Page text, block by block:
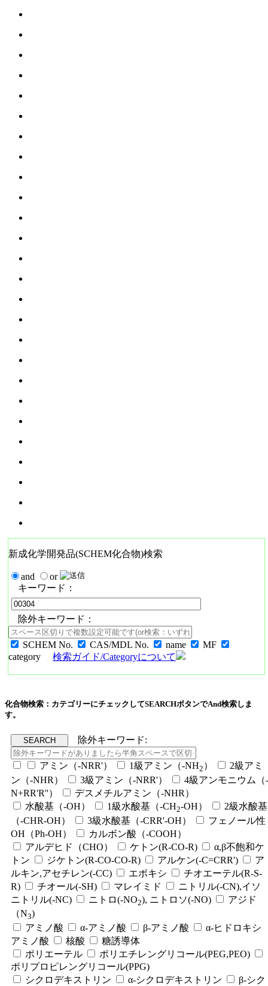
新成化学開発品(SCHEM化合物)検索
and
or
キーワード：
除外キーワード：
SCHEM No. CAS/MDL No. name
MF
category
検索ガイド/Categoryについて
化合物検索：カテゴリーにチェックしてSEARCHボタンでAnd検索しま
す。
除外キーワード:
アミン（-NRR'） 1級アミン（-NH2 ）
2級アミ
ン（-NHR）
3級アミン（-NRR'）
4級アンモニウム（-
N+RR'R''）
デスメチルアミン（-NHR）
水酸基（-OH）
1級水酸基（-CH2-OH）
2級水酸基
（-CHR-OH）
3級水酸基（-CRR'-OH）
フェノール性
OH（Ph-OH）
カルボン酸（-COOH）
アルデヒド（CHO）
ケトン(R-CO-R)
α,β不飽和ケ
トン
ジケトン(R-CO-CO-R) アルケン(-C=CRR')
ア
ルキン,アセチレン(-CC)
エポキシ
チオエーテル(R-S-
R)
チオール(-SH) マレイミド
ニトリル(-CN),イソ
ニトリル(-NC)
ニトロ(-NO2), ニトロソ(-NO)
アジド
（N3)
アミノ酸
α-アミノ酸 β-アミノ酸
α-ヒドロキシ
アミノ酸
核酸
糖誘導体
ポリエーテル
ポリエチレングリコール(PEG,PEO)
ポリプロピレングリコール(PPG)
シクロデキストリン
α-シクロデキストリン β-シク